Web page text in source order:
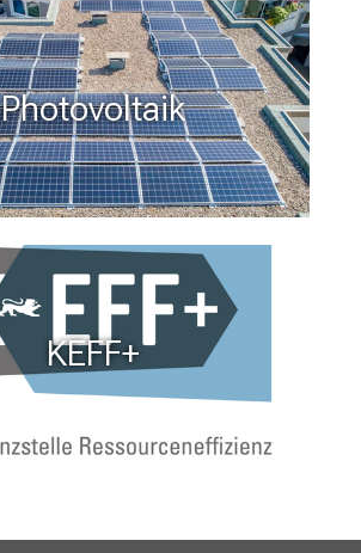
Photovoltaik
KEFF+